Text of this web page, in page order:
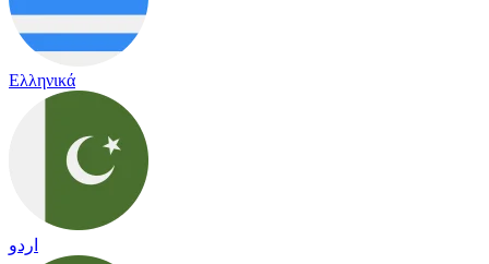
Ελληνικά
اردو